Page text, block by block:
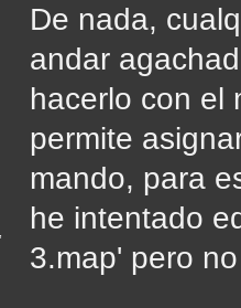
De nada,
andar
hacerlo con el
permite
mando, para
he intentado
3.map' pero